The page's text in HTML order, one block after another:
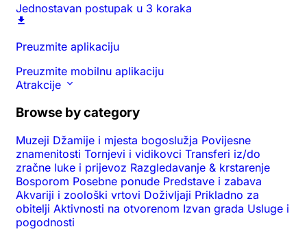
Jednostavan postupak u 3 koraka
Preuzmite aplikaciju
Preuzmite mobilnu aplikaciju
Atrakcije
Browse by category
Muzeji Džamije i mjesta bogoslužja Povijesne
znamenitosti Tornjevi i vidikovci Transferi iz/do
zračne luke i prijevoz Razgledavanje & krstarenje
Bosporom Posebne ponude Predstave i zabava
Akvariji i zoološki vrtovi Doživljaji Prikladno za
obitelji Aktivnosti na otvorenom Izvan grada Usluge i
pogodnosti